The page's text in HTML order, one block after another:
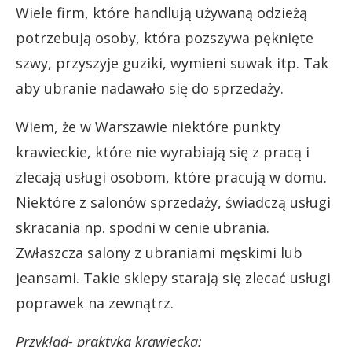
Wiele firm, które handlują używaną odzieżą
potrzebują osoby, która pozszywa pęknięte
szwy, przyszyje guziki, wymieni suwak itp. Tak
aby ubranie nadawało się do sprzedaży.
Wiem, że w Warszawie niektóre punkty
krawieckie, które nie wyrabiają się z pracą i
zlecają usługi osobom, które pracują w domu.
Niektóre z salonów sprzedaży, świadczą usługi
skracania np. spodni w cenie ubrania.
Zwłaszcza salony z ubraniami męskimi lub
jeansami. Takie sklepy starają się zlecać usługi
poprawek na zewnątrz.
Przykład- praktyka krawiecka: